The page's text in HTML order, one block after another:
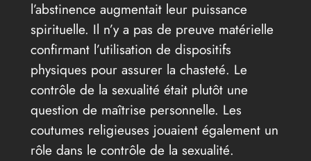
l’abstinence augmentait leur puissance
spirituelle. Il n’y a pas de preuve matérielle
confirmant l’utilisation de dispositifs
physiques pour assurer la chasteté. Le
contrôle de la sexualité était plutôt une
question de maîtrise personnelle. Les
coutumes religieuses jouaient également un
rôle dans le contrôle de la sexualité.